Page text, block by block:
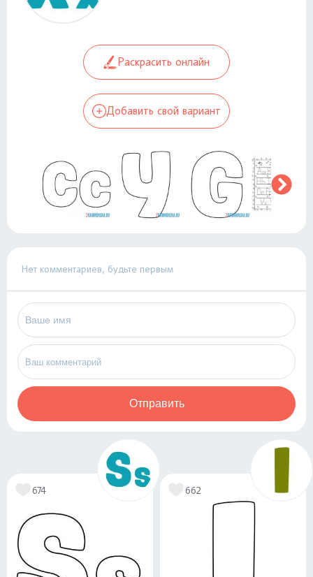
Раскрасить онлайн
Добавить свой вариант
Нет комментариев, будьте первым
Отправить
674 662